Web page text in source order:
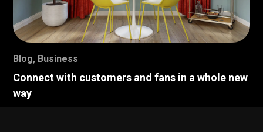
Blog, Business
Connect with customers and fans in a whole new
way